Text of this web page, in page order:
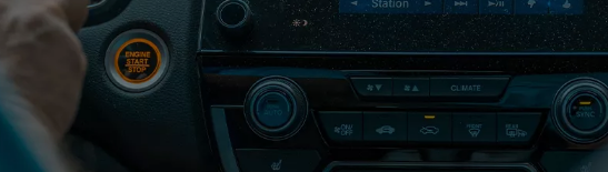
7'panel retráctil Android
9'/10'android
Los recién llegados